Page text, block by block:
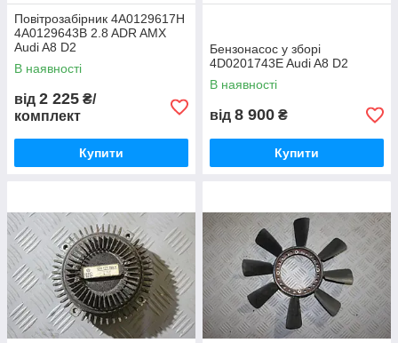
Повітрозабірник 4A0129617H
4A0129643B 2.8 ADR AMX
Audi A8 D2
В наявності
від 2 225 ₴/
комплект
Купити
Бензонасос у зборі
4D0201743E Audi A8 D2
В наявності
від 8 900 ₴
Купити